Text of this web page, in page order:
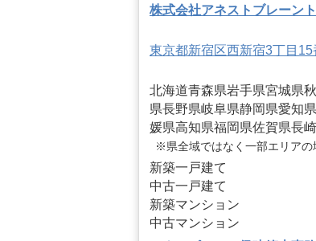
株式会社アネストブレーン
東京都新宿区西新宿3丁目
北海道青森県岩手県宮城県
県長野県岐阜県静岡県愛知県
媛県高知県福岡県佐賀県長
※県全域ではなく一部エリアの
新築一戸建て
中古一戸建て
新築マンション
中古マンション